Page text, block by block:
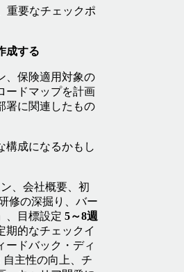
重要なチェックポ
成する
、保険適用対象の
ードマップを計画
署に関連したもの
構成になるかもし
、会社概要、初
修の深掘り、バー
、目標設定 5～8週
期的なチェックイ
ードバック・ディ
自主性の向上、チ